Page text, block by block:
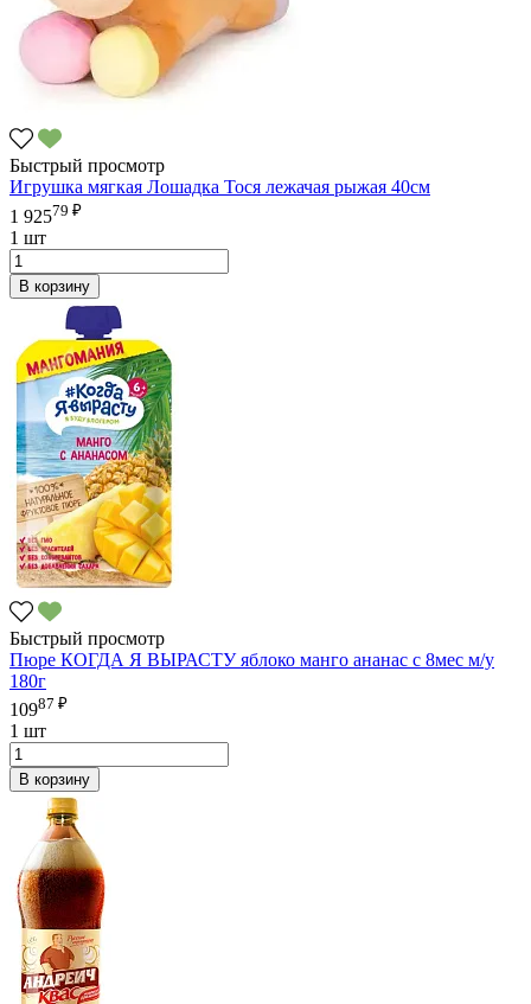
Быстрый просмотр
Игрушка мягкая Лошадка Тося лежачая рыжая 40см
1 92579 ₽
1 шт
В корзину
Быстрый просмотр
Пюре КОГДА Я ВЫРАСТУ яблоко манго ананас с 8мес м/у
180г
10987 ₽
1 шт
В корзину